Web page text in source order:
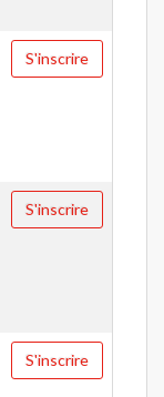
S'inscrire
S'inscrire
S'inscrire